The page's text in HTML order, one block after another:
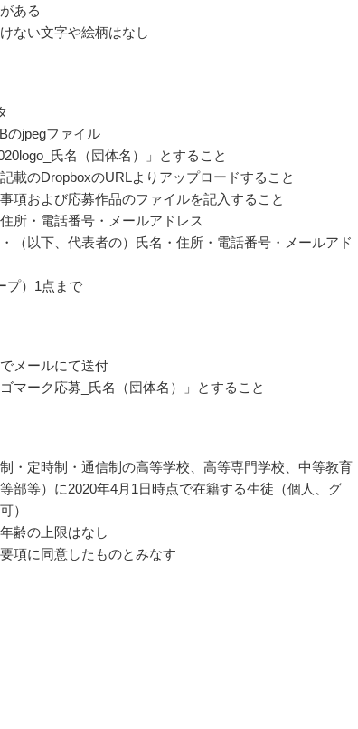
ある
ない文字や絵柄はなし
のjpegファイル
氏名（団体名）」とすること
載のDropboxのURLよりアップロードすること
項および応募作品のファイルを記入すること
所・電話番号・メールアドレス
（以下、代表者の）氏名・住所・電話番号・メールアド
プ）1点まで
メールにて送付
マーク応募_氏名（団体名）」とすること
・定時制・通信制の高等学校、高等専門学校、中等教育
部等）に2020年4月1日時点で在籍する生徒（個人、グ
）
齢の上限はなし
項に同意したものとみなす